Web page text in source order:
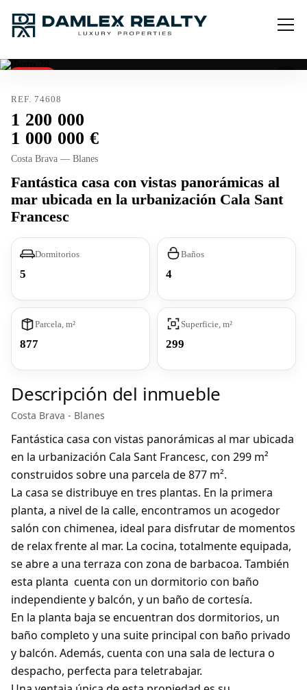
REF. 74608
1 200 000
1 000 000
Costa Brava — Blanes
Fantástica casa con vistas panorámicas al
mar ubicada en la urbanización Cala Sant
Francesc
Dormitorios
5
Baños
4
Parcela, m²
877
Superficie, m²
299
Descripción del inmueble
Costa Brava - Blanes
Fantástica casa con vistas panorámicas al mar ubicada
en la urbanización Cala Sant Francesc, con 299 m²
construidos sobre una parcela de 877 m².
La casa se distribuye en tres plantas. En la primera
planta, a nivel de la calle, encontramos un acogedor
salón con chimenea, ideal para disfrutar de momentos
de relax frente al mar. La cocina, totalmente equipada,
se abre a una terraza con zona de barbacoa. También
esta planta cuenta con un dormitorio con baño
independiente y balcón, y un baño de cortesía.
En la planta baja se encuentran dos dormitorios, un
baño completo y una suite principal con baño privado
y balcón. Además, cuenta con una sala de lectura o
despacho, perfecta para teletrabajar.